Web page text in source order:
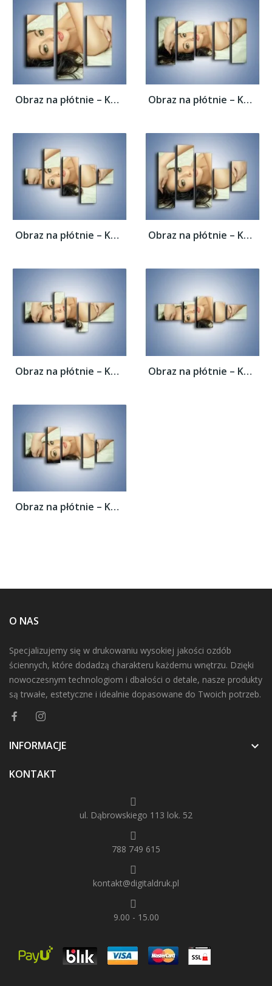
Obraz na płótnie – Kobieta w łóżku –... Obraz na płótnie – Kobieta w łóżku –...
Obraz na płótnie – Kobieta w łóżku –... Obraz na płótnie – Kobieta w łóżku –...
Obraz na płótnie – Kobieta w łóżku –... Obraz na płótnie – Kobieta w łóżku –...
Obraz na płótnie – Kobieta w łóżku –...
O NAS
Specjalizujemy się w drukowaniu wysokiej jakości ozdób
ściennych, które dodadzą charakteru każdemu wnętrzu. Dzięki
nowoczesnym technologiom i dbałości o detale, nasze produkty
są trwałe, estetyczne i idealnie dopasowane do Twoich potrzeb.
INFORMACJE 
KONTAKT
ul. Dąbrowskiego 113 lok. 52
788 749 615
kontakt@digitaldruk.pl
9.00 - 15.00